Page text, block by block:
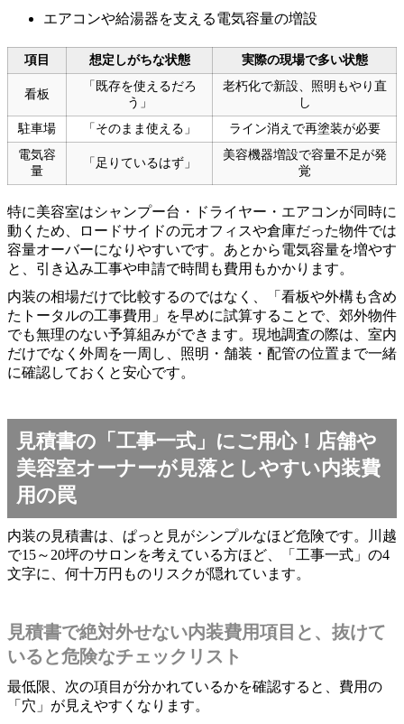
エアコンや給湯器を支える電気容量の増設
項目 想定しがちな状態 実際の現場で多い状態
看板
「既存を使えるだろ
う」
老朽化で新設、照明もやり直
し
駐車場
「そのまま使える」
ライン消えで再塗装が必要
電気容
量
「足りているはず」
美容機器増設で容量不足が発
覚
特に美容室はシャンプー台・ドライヤー・エアコンが同時に
動くため、ロードサイドの元オフィスや倉庫だった物件では
容量オーバーになりやすいです。あとから電気容量を増やす
と、引き込み工事や申請で時間も費用もかかります。
内装の相場だけで比較するのではなく、「看板や外構も含め
たトータルの工事費用」を早めに試算することで、郊外物件
でも無理のない予算組みができます。現地調査の際は、室内
だけでなく外周を一周し、照明・舗装・配管の位置まで一緒
に確認しておくと安心です。
見積書の「工事一式」にご用心！店舗や
美容室オーナーが見落としやすい内装費
用の罠
内装の見積書は、ぱっと見がシンプルなほど危険です。川越
で15～20坪のサロンを考えている方ほど、「工事一式」の4
文字に、何十万円ものリスクが隠れています。
見積書で絶対外せない内装費用項目と、抜けて
いると危険なチェックリスト
最低限、次の項目が分かれているかを確認すると、費用の
「穴」が見えやすくなります。